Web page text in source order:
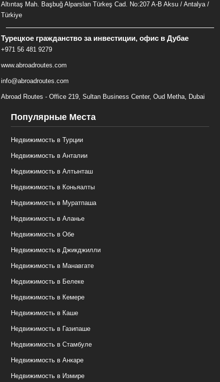
Altıntaş Mah. Başbuğ Alparslan Türkeş Cad. No:207 A-B Aksu / Antalya /
Türkiye
Турецкое гражданство за инвестиции, офис в Дубае
+971 56 481 9279
www.abroadroutes.com
info@abroadroutes.com
Abroad Routes - Office 219, Sultan Business Center, Oud Metha, Dubai
Популярные Места
Недвижимость в Турции
Недвижимость в Анталии
Недвижимость в Алтынташ
Недвижимость в Коньяалты
Недвижимость в Муратпаша
Недвижимость в Аланье
Недвижимость в Обе
Недвижимость в Джикджилли
Недвижимость в Манавгате
Недвижимость в Белеке
Недвижимость в Кемере
Недвижимость в Каше
Недвижимость в Газипаше
Недвижимость в Стамбуле
Недвижимость в Анкаре
Недвижимость в Измире